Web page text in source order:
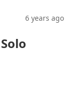
6 years ago